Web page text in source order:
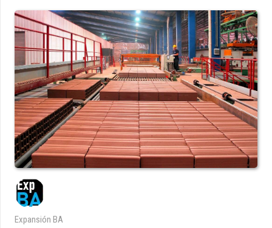
Expansión BA